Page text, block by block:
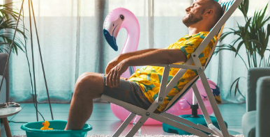
(Eierstock-/
in diesem Rahmen nicht